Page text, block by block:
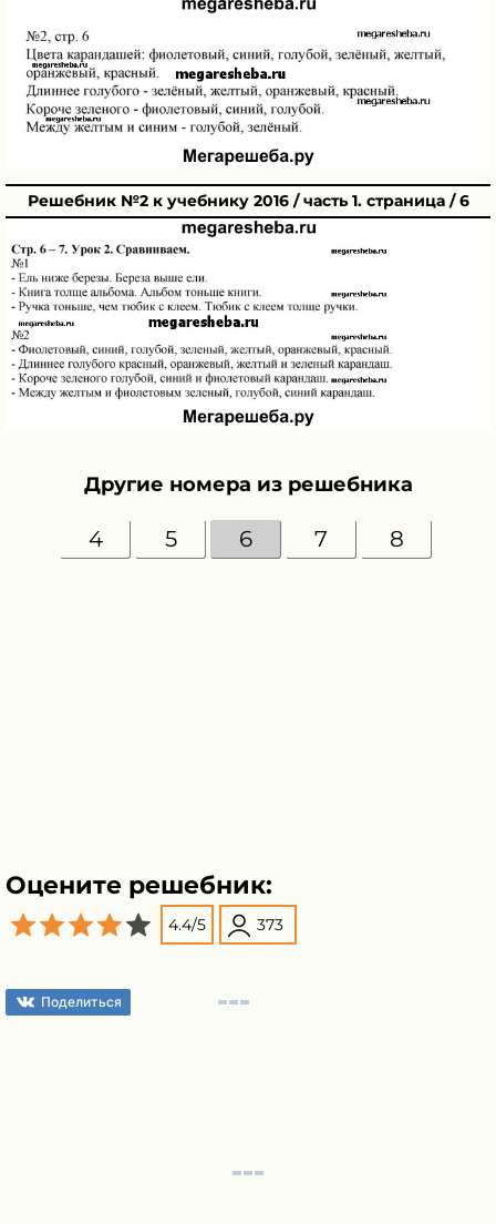
Решебник №2 к учебнику 2016 / часть 1. страница / 6
Другие номера из решебника
4 5 6 7 8
Оцените решебник:
4.4/5 373
Поделиться